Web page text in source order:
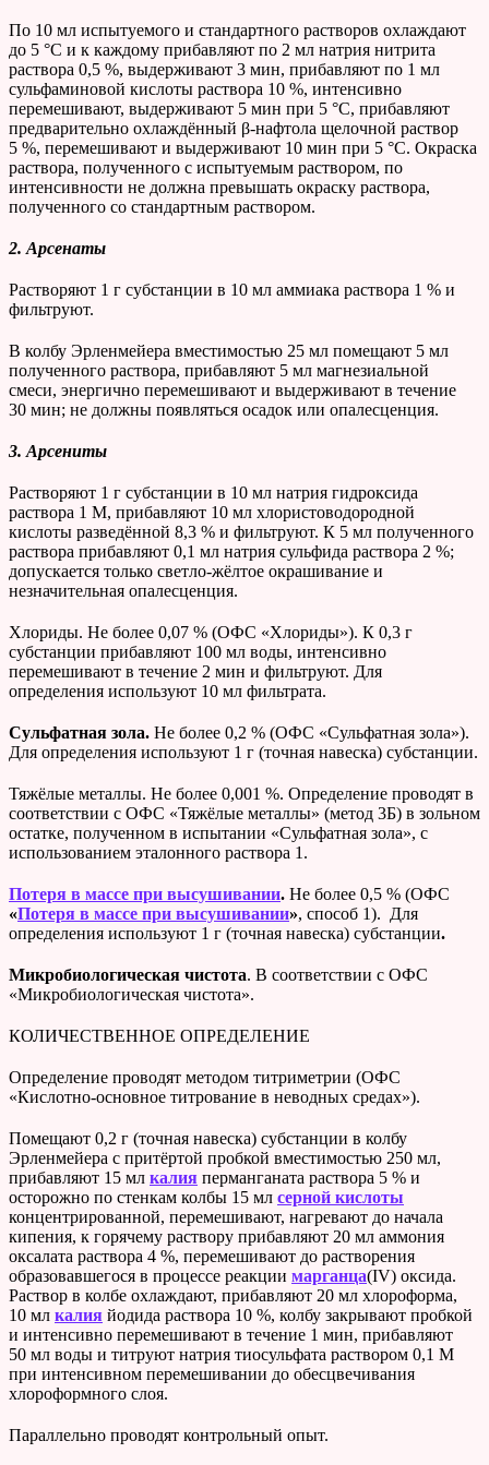
По 10 мл испытуемого и стандартного растворов охлаждают
до 5 °С и к каждому прибавляют по 2 мл натрия нитрита
раствора 0,5 %, выдерживают 3 мин, прибавляют по 1 мл
сульфаминовой кислоты раствора 10 %, интенсивно
перемешивают, выдерживают 5 мин при 5 °С, прибавляют
предварительно охлаждённый β-нафтола щелочной раствор
5 %, перемешивают и выдерживают 10 мин при 5 °С. Окраска
раствора, полученного с испытуемым раствором, по
интенсивности не должна превышать окраску раствора,
полученного со стандартным раствором.
2. Арсенаты
Растворяют 1 г субстанции в 10 мл аммиака раствора 1 % и
фильтруют.
В колбу Эрленмейера вместимостью 25 мл помещают 5 мл
полученного раствора, прибавляют 5 мл магнезиальной
смеси, энергично перемешивают и выдерживают в течение
30 мин; не должны появляться осадок или опалесценция.
3. Арсениты
Растворяют 1 г субстанции в 10 мл натрия гидроксида
раствора 1 М, прибавляют 10 мл хлористоводородной
кислоты разведённой 8,3 % и фильтруют. К 5 мл полученного
раствора прибавляют 0,1 мл натрия сульфида раствора 2 %;
допускается только светло-жёлтое окрашивание и
незначительная опалесценция.
Хлориды. Не более 0,07 % (ОФС «Хлориды»). К 0,3 г
субстанции прибавляют 100 мл воды, интенсивно
перемешивают в течение 2 мин и фильтруют. Для
определения используют 10 мл фильтрата.
Сульфатная зола. Не более 0,2 % (ОФС «Сульфатная зола»).
Для определения используют 1 г (точная навеска) субстанции.
Тяжёлые металлы. Не более 0,001 %. Определение проводят в
соответствии с ОФС «Тяжёлые металлы» (метод 3Б) в зольном
остатке, полученном в испытании «Сульфатная зола», с
использованием эталонного раствора 1.
Потеря в массе при высушивании. Не более 0,5 % (ОФС
«Потеря в массе при высушивании», способ 1). Для
определения используют 1 г (точная навеска) субстанции.
Микробиологическая чистота. В соответствии с ОФС
«Микробиологическая чистота».
КОЛИЧЕСТВЕННОЕ ОПРЕДЕЛЕНИЕ
Определение проводят методом титриметрии (ОФС
«Кислотно-основное титрование в неводных средах»).
Помещают 0,2 г (точная навеска) субстанции в колбу
Эрленмейера с притёртой пробкой вместимостью 250 мл,
прибавляют 15 мл калия перманганата раствора 5 % и
осторожно по стенкам колбы 15 мл серной кислоты
концентрированной, перемешивают, нагревают до начала
кипения, к горячему раствору прибавляют 20 мл аммония
оксалата раствора 4 %, перемешивают до растворения
образовавшегося в процессе реакции марганца(IV) оксида.
Раствор в колбе охлаждают, прибавляют 20 мл хлороформа,
10 мл калия йодида раствора 10 %, колбу закрывают пробкой
и интенсивно перемешивают в течение 1 мин, прибавляют
50 мл воды и титруют натрия тиосульфата раствором 0,1 М
при интенсивном перемешивании до обесцвечивания
хлороформного слоя.
Параллельно проводят контрольный опыт.